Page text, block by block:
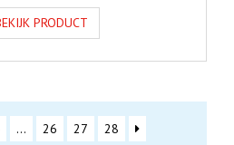
PRODUCT
… 26 27 28